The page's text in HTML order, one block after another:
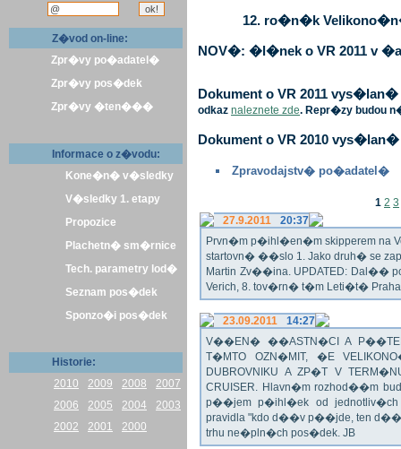
Z�vod on-line:
Zpr�vy po�adatel�
Zpr�vy pos�dek
Zpr�vy �ten���
Informace o z�vodu:
Kone�n� v�sledky
V�sledky 1. etapy
Propozice
Plachetn� sm�rnice
Tech. parametry lod�
Seznam pos�dek
Sponzo�i pos�dek
Historie:
2010
2009 2008
2007
2006
2005 2004
2003
2002
2001 2000
12. ro�n�k
NOV�: �l�nek o VR 2011 v
Dokument o VR 2011
odkaz naleznete zde. Repr�zy budou
Dokument o VR 2010
Zpravodajstv� po�adatel�
1 2 3
27.9.2011
20:37
Prvn�m p�ihl�en�m skipperem na
startovn� ��slo 1. Jako druh� se
Martin Zv��ina. UPDATED: Dal��
Verich, 8. tov�rn� t�m Leti�t� Praha
23.09.2011
14:27
V��EN� ��ASTN�CI A
T�MTO OZN�MIT, �E
DUBROVNIKU A ZP�T V
CRUISER. Hlavn�m rozhod��m
p��jem p�ihl�ek od
pravidla "kdo d��v p��jde, ten
trhu ne�pln�ch pos�dek. JB